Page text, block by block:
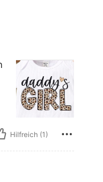
Hilfreich (1)